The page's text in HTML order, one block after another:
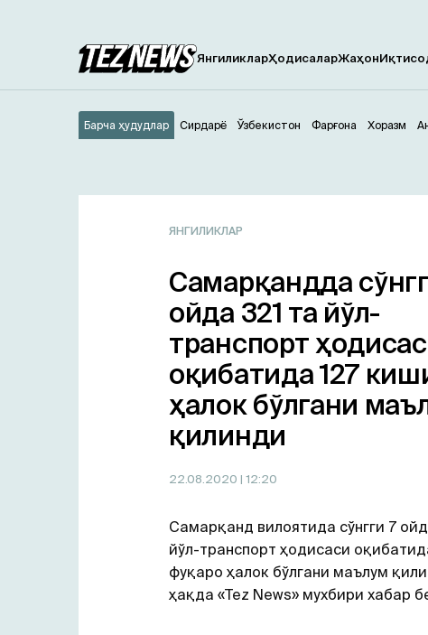
ЯнгиликларҲодисаларЖаҳон
Барча ҳудудлар Сирдарё Ўзбекистон Фарғона Хоразм
ЯНГИЛИКЛАР
Самарқандда
ойда 321 та йўл-
транспорт
оқибатида 127
ҳалок бўлгани
қилинди
22.08.2020 | 12:20
Самарқанд вилоятида сўнгги 7
йўл-транспорт ҳодисаси
фуқаро ҳалок бўлгани маълум
ҳақда «Tez News» мухбири хабар